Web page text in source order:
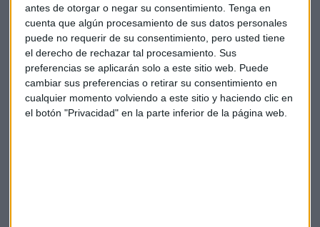
antes de otorgar o negar su consentimiento. Tenga en
cuenta que algún procesamiento de sus datos personales
puede no requerir de su consentimiento, pero usted tiene
el derecho de rechazar tal procesamiento. Sus
preferencias se aplicarán solo a este sitio web. Puede
cambiar sus preferencias o retirar su consentimiento en
cualquier momento volviendo a este sitio y haciendo clic en
el botón "Privacidad" en la parte inferior de la página web.
Suscríbete a nuestros boletines
Te enviaremos las noticias más importantes del día